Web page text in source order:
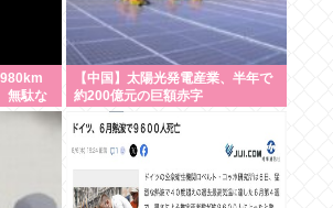
無駄な
エコを
【中国】太陽光発電産業、半年で
約200億元の巨額赤字